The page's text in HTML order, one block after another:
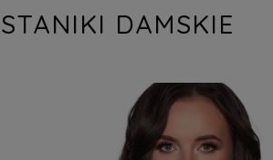
DAMSKIE